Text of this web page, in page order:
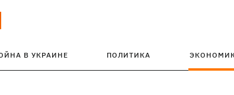
В УКРАИНЕ ПОЛИТИКА